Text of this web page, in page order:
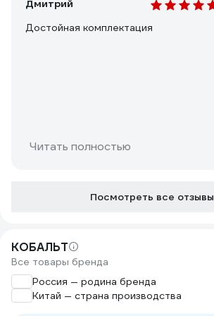
Дмитрий
Достойная комплектация
Читать полностью
Посмотреть все отзывы
КОБАЛЬТ
Все товары бренда
Россия — родина бренда
Китай — страна производства